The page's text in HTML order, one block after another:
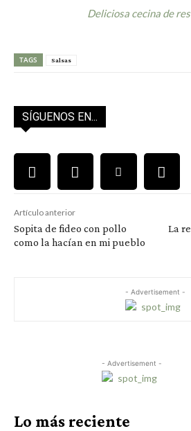
Deliciosa cecina de
TAGS Salsas
SÍGUENOS EN...
Artículo anterior
Sopita de fideo con pollo
como la hacían en mi pueblo
La
- Advertisement -
- Advertisement -
Lo más reciente